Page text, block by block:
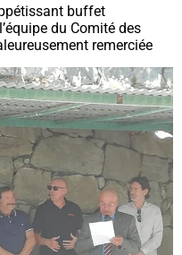
buffet
du Comité des
remerciée